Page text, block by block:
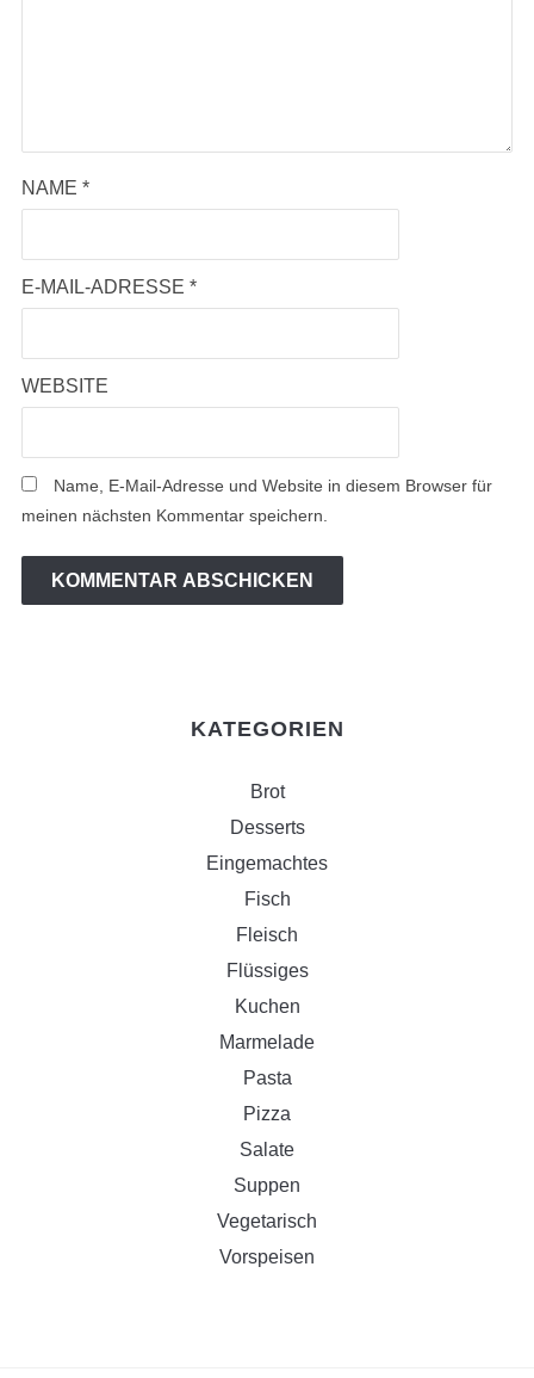
NAME *
E-MAIL-ADRESSE *
WEBSITE
Name, E-Mail-Adresse und Website in diesem Browser für
meinen nächsten Kommentar speichern.
KATEGORIEN
Brot
Desserts
Eingemachtes
Fisch
Fleisch
Flüssiges
Kuchen
Marmelade
Pasta
Pizza
Salate
Suppen
Vegetarisch
Vorspeisen